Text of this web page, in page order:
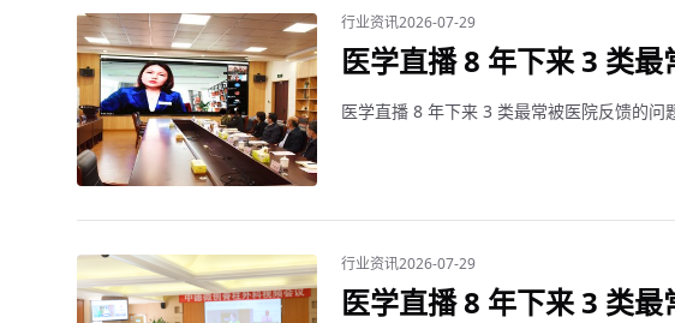
行业资讯2026-07-29
医学直播 8 年下来 3 类
医学直播 8 年下来 3 类最常被医院反馈的问
行业资讯2026-07-29
医学直播 8 年下来 3 类